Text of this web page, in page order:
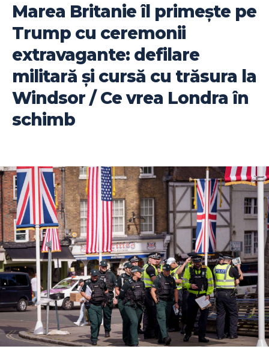
Marea Britanie îl primește pe
Trump cu ceremonii
extravagante: defilare
militară și cursă cu trăsura la
Windsor / Ce vrea Londra în
schimb